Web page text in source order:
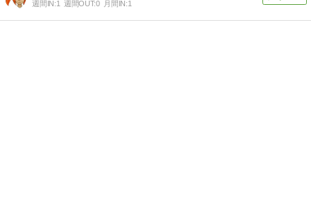
週間IN:1 週間OUT:0 月間IN:1